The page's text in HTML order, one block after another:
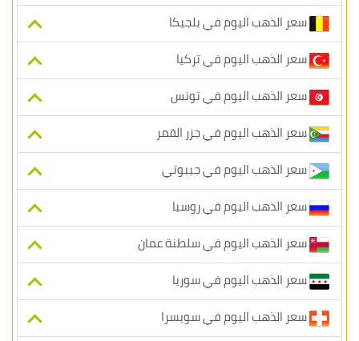
سعر الذهب اليوم في بلجيكا
سعر الذهب اليوم في تركيا
سعر الذهب اليوم في تونس
سعر الذهب اليوم في جزر القمر
سعر الذهب اليوم في جيبوتي
سعر الذهب اليوم في روسيا
سعر الذهب اليوم في سلطنة عمان
سعر الذهب اليوم في سوريا
سعر الذهب اليوم في سويسرا